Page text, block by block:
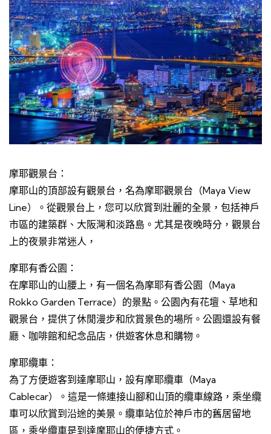
摩耶觀景台：
摩耶山的頂部設有觀景台，名為摩耶觀景台（Maya View
Line）。從觀景台上，您可以欣賞到壯麗的全景，包括神戶
市區的建築群、大阪灣和淡路島。尤其是夜晚時分，觀景台
上的夜景非常迷人，
摩耶有香公園：
在摩耶山的山腰上，有一個名為摩耶有香公園（Maya
Rokko Garden Terrace）的景點。公園內有花壇、草地和
觀景台，提供了休閒漫步和欣賞景色的場所。公園還設有餐
廳、咖啡館和紀念品店，供遊客休息和購物。
摩耶纜車：
為了方便遊客到達摩耶山，設有摩耶纜車（Maya
Cablecar）。這是一條連接山腳和山頂的纜車線路，乘坐纜
車可以欣賞到沿途的美景。纜車站位於神戶市的舊居留地
區，乘坐纜車是到達摩耶山的便捷方式。